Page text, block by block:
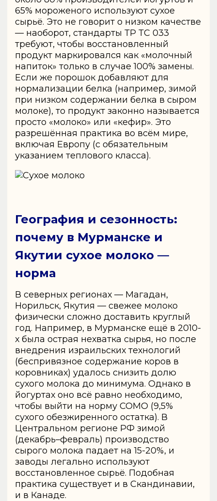
65% мороженого используют сухое
сырьё. Это не говорит о низком качестве
— наоборот, стандарты ТР ТС 033
требуют, чтобы восстановленный
продукт маркировался как «молочный
напиток» только в случае 100% замены.
Если же порошок добавляют для
нормализации белка (например, зимой
при низком содержании белка в сыром
молоке), то продукт законно называется
просто «молоко» или «кефир». Это
разрешённая практика во всём мире,
включая Европу (с обязательным
указанием теплового класса).
География и сезонность:
почему в Мурманске и
Якутии сухое молоко —
норма
В северных регионах — Магадан,
Норильск, Якутия — свежее молоко
физически сложно доставить круглый
год. Например, в Мурманске ещё в 2010-
х была острая нехватка сырья, но после
внедрения израильских технологий
(беспривязное содержание коров в
коровниках) удалось снизить долю
сухого молока до минимума. Однако в
йогуртах оно всё равно необходимо,
чтобы выйти на норму СОМО (9,5%
сухого обезжиренного остатка). В
Центральном регионе РФ зимой
(декабрь–февраль) производство
сырого молока падает на 15-20%, и
заводы легально используют
восстановленное сырьё. Подобная
практика существует и в Скандинавии,
и в Канаде.